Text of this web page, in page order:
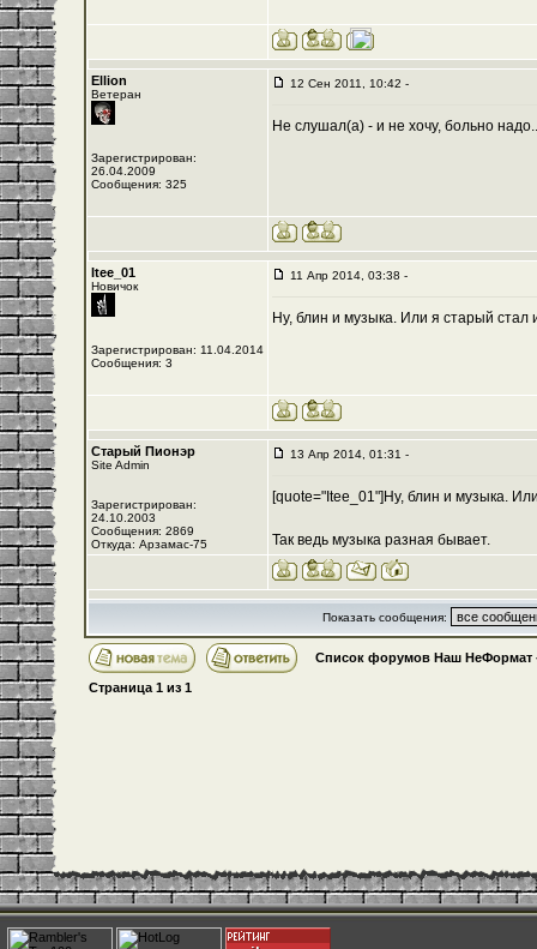
Ellion
Ветеран
Зарегистрирован:
26.04.2009
Сообщения: 325
12 Сен 2011, 10:42 -
Не слушал(а) - и не хочу, больно
Itee_01
Новичок
Зарегистрирован: 11.04.2014
Сообщения: 3
11 Апр 2014, 03:38 -
Ну, блин и музыка. Или я старый
Старый Пионэр
Site Admin
Зарегистрирован:
24.10.2003
Сообщения: 2869
Откуда: Арзамас-75
13 Апр 2014, 01:31 -
[quote="Itee_01"]Ну, блин и музыка.
Так ведь музыка разная бывает.
Показать сообщения:
Список форумов Наш НеФормат
Страница 1 из 1